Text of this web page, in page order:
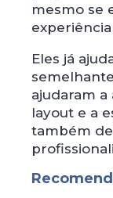
mesmo se
Eles já
ajudaram a
layout e a
também